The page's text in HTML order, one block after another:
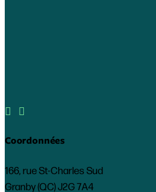
 
Coordonnées
166, rue St-Charles Sud
Granby (QC) J2G 7A4